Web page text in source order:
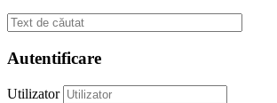
Autentificare
Utilizator